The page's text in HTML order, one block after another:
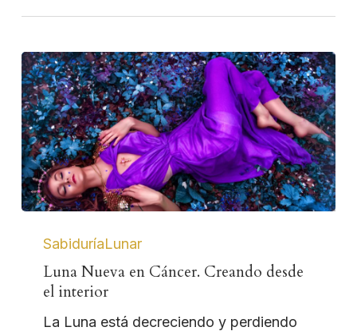
SabiduríaLunar
Luna Nueva en Cáncer. Creando desde
el interior
La Luna está decreciendo y perdiendo